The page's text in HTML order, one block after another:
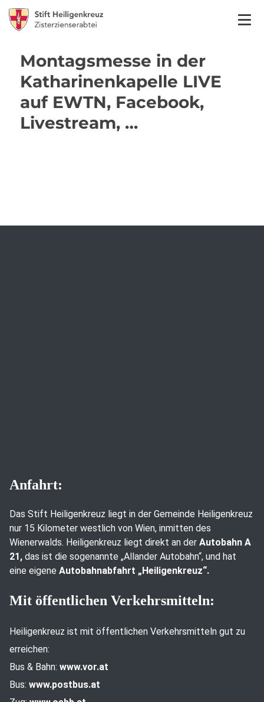
Montagsmesse in der
Katharinenkapelle LIVE
auf EWTN, Facebook,
Livestream, …
Anfahrt:
Das Stift Heiligenkreuz liegt in der Gemeinde Heiligenkreuz
nur 15 Kilometer westlich von Wien, inmitten des
Wienerwalds. Heiligenkreuz liegt direkt an der Autobahn A
21, das ist die sogenannte „Allander Autobahn“, und hat
eine eigene Autobahnabfahrt „Heiligenkreuz“.
Mit öffentlichen Verkehrsmitteln:
Heiligenkreuz ist mit öffentlichen Verkehrsmitteln gut zu
erreichen:
Bus & Bahn: www.vor.at
Bus: www.postbus.at